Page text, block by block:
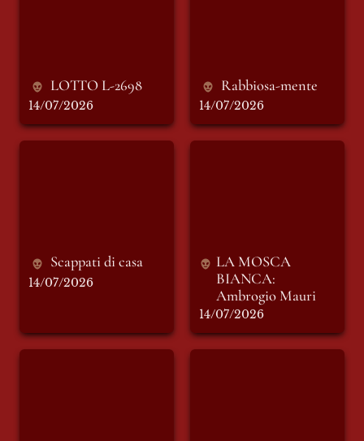
LOTTO L-2698
14/07/2026
Rabbiosa-mente
14/07/2026
Scappati di casa
14/07/2026
LA MOSCA
BIANCA:
Ambrogio Mauri
14/07/2026